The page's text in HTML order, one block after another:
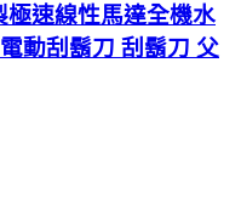
極速線性馬達全機水
動刮鬍刀 刮鬍刀 父